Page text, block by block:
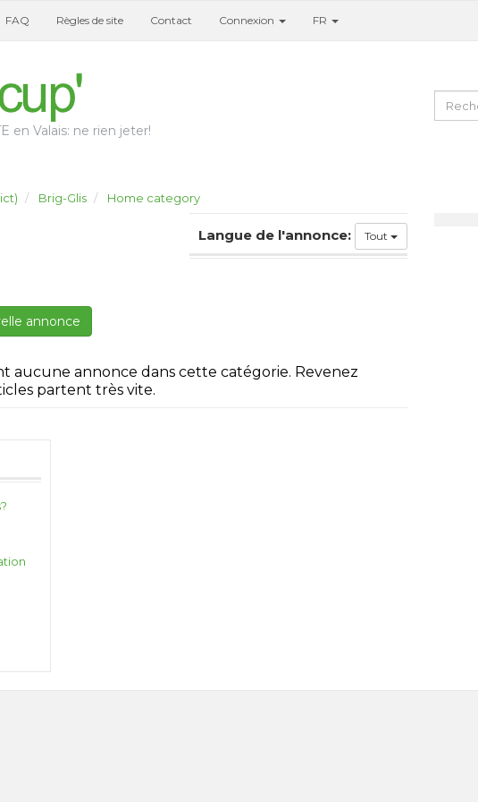
FAQ Règles de site Contact Connexion FR
en Valais: ne rien jeter!
Brig-Glis Home category
Langue de l'annonce: Tout
annonce
aucune annonce dans cette catégorie. Revenez
partent très vite.